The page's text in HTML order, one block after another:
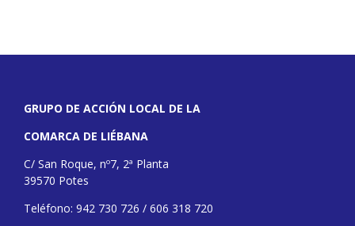
GRUPO DE ACCIÓN LOCAL DE LA
COMARCA DE LIÉBANA
C/ San Roque, nº7, 2ª Planta
39570 Potes
Teléfono: 942 730 726 / 606 318 720